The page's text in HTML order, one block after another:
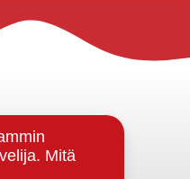
säännöt ja